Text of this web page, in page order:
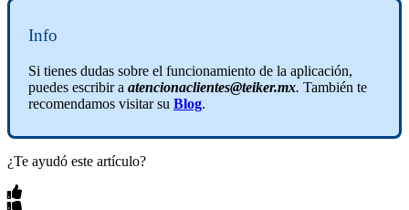
Info
Si tienes dudas sobre el funcionamiento de la aplicación,
puedes escribir a atencionaclientes@teiker.mx. También te
recomendamos visitar su Blog.
¿Te ayudó este artículo?